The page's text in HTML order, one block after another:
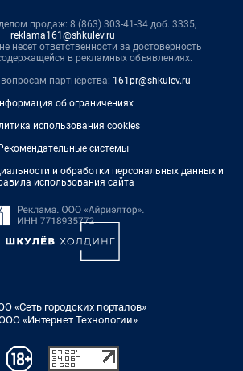
продаж: 8 (863) 303-41-34 доб. 3335,
reklama161@shkulev.ru
несет ответственности за достоверность
в рекламных объявлениях.
партнёрства: 161pr@shkulev.ru
об ограничениях
использования cookies
Рекомендательные системы
и обработки персональных данных и
использования сайта
«Сеть городских порталов»
«Интернет Технологии»